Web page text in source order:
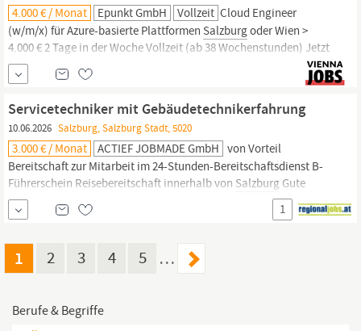
4.000 € / Monat Epunkt GmbH Vollzeit Cloud Engineer
(w/m/x) für Azure-basierte Plattformen Salzburgoder Wien >
4.000 € 2 Tage in der Woche Vollzeit (ab 38 Wochenstunden) Jetzt
bewerben Noch ein Klick bis zu deinem neuen Job! Bewirb dich
online über unser Kandidatenportal – in wenigen Minuten ist alles
Servicetechniker mit Gebäudetechnikerfahrung
10.06.2026 Salzburg, Salzburg Stadt, 5020
3.000 € / Monat ACTIEF JOBMADE GmbH von Vorteil
Bereitschaft zur Mitarbeit im 24-Stunden-Bereitschaftsdienst B-
Führerschein Reisebereitschaft innerhalb von Salzburg Gute
Deutschkenntnisse, mind. B2 in Wort und Schrift GuteIT-
Anwendungskenntnisse, insbesondere Outlook sowie
verlässliche Arbeitsweise
1
1 2 3 4 5 …
Berufe & Begriffe